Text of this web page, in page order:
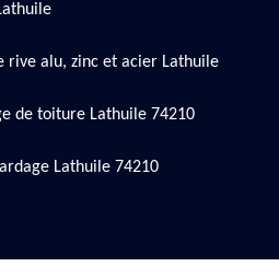
rive alu, zinc et acier Lathuile
de toiture Lathuile 74210
Lathuile 74210